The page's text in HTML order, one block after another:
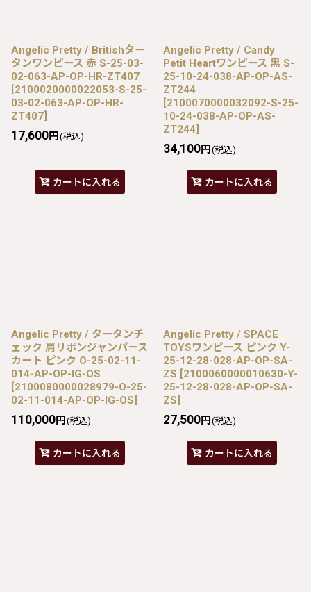
Angelic Pretty / Britishター
タンワンピース 赤 S-25-03-
02-063-AP-OP-HR-ZT407
[2100020000022053-S-25-
03-02-063-AP-OP-HR-
ZT407]
17,600円 (税込)
カートに入れる
Angelic Pretty / Candy
Petit Heartワンピース 黒 S-
25-10-24-038-AP-OP-AS-
ZT244
[2100070000032092-S-25-
10-24-038-AP-OP-AS-
ZT244]
34,100円 (税込)
カートに入れる
Angelic Pretty / タータンチ
ェック 肩リボンジャンパース
カート ピンク O-25-02-11-
014-AP-OP-IG-OS
[2100080000028979-O-25-
02-11-014-AP-OP-IG-OS]
110,000円 (税込)
カートに入れる
Angelic Pretty / SPACE
TOYSワンピース ピンク Y-
25-12-28-028-AP-OP-SA-
ZS [2100060000010630-Y-
25-12-28-028-AP-OP-SA-
ZS]
27,500円 (税込)
カートに入れる